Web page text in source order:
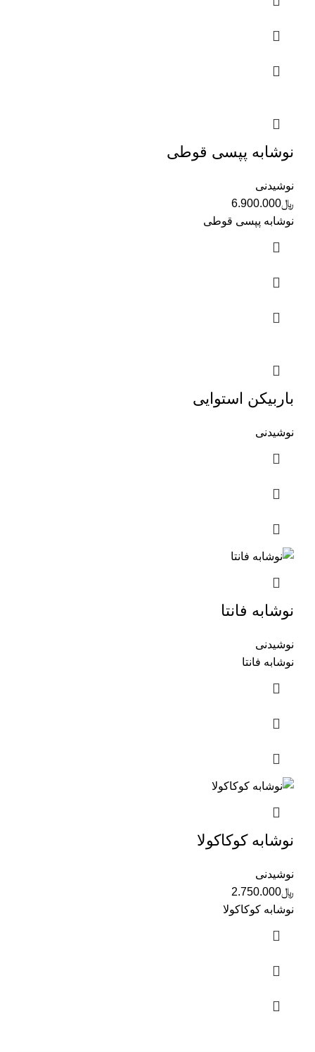
نوشابه پپسی قوطی
نوشیدنی
﷼6.900.000
نوشابه پپسی قوطی
باربیکن استوایی
نوشیدنی
نوشابه فانتا
نوشیدنی
نوشابه فانتا
نوشابه کوکاکولا
نوشیدنی
﷼2.750.000
نوشابه کوکاکولا